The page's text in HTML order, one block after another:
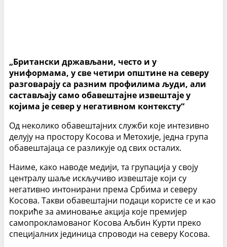
„Британски држављани, често и у
униформама, у све четири општине на северу
разговарају са разним профилима људи, али
састављају само обавештајне извештаје у
којима је север у негативном контексту“
Од неколико обавештајних служби које интезивно
делују на простору Косова и Метохије, једна група
обавештајаца се разликује од свих осталих.
Наиме, како наводе медији, та групација у своју
централу шаље искључиво извештаје који су
негативно интонирани према Србима и северу
Косова. Такви обавештајни подаци користе се и као
покриће за аминовање акција које премијер
самопрокламованог Косова Аљбин Курти преко
специјалних јединица спроводи на северу Косова.